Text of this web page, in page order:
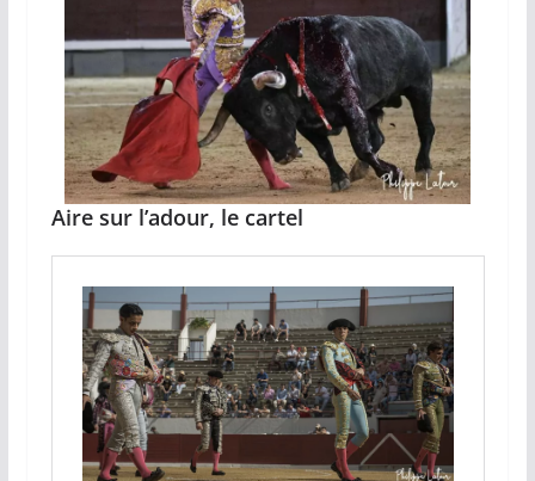
Aire sur l’adour, le cartel